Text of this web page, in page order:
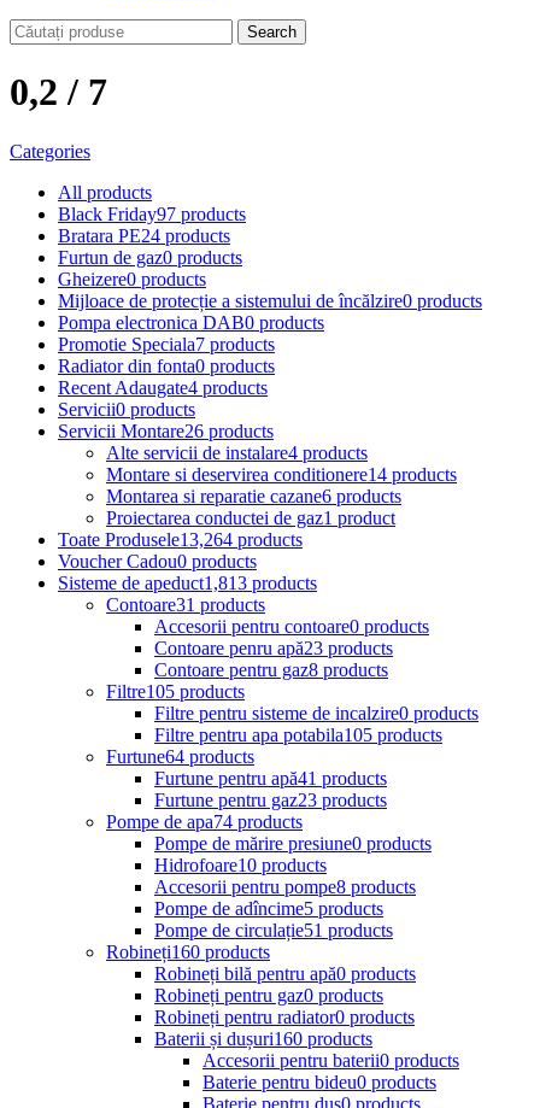
Search
0,2 / 7
Categories
All products
Black Friday97 products
Bratara PE24 products
Furtun de gaz0 products
Gheizere0 products
Mijloace de protecție a sistemului de încălzire0 products
Pompa electronica DAB0 products
Promotie Speciala7 products
Radiator din fonta0 products
Recent Adaugate4 products
Servicii0 products
Servicii Montare26 products
Alte servicii de instalare4 products
Montare si deservirea conditionere14 products
Montarea si reparatie cazane6 products
Proiectarea conductei de gaz1 product
Toate Produsele13,264 products
Voucher Cadou0 products
Sisteme de apeduct1,813 products
Contoare31 products
Accesorii pentru contoare0 products
Contoare penru apă23 products
Contoare pentru gaz8 products
Filtre105 products
Filtre pentru sisteme de incalzire0 products
Filtre pentru apa potabila105 products
Furtune64 products
Furtune pentru apă41 products
Furtune pentru gaz23 products
Pompe de apa74 products
Pompe de mărire presiune0 products
Hidrofoare10 products
Accesorii pentru pompe8 products
Pompe de adîncime5 products
Pompe de circulație51 products
Robineți160 products
Robineți bilă pentru apă0 products
Robineți pentru gaz0 products
Robineți pentru radiator0 products
Baterii și dușuri160 products
Accesorii pentru baterii0 products
Baterie pentru bideu0 products
Baterie pentru duș0 products